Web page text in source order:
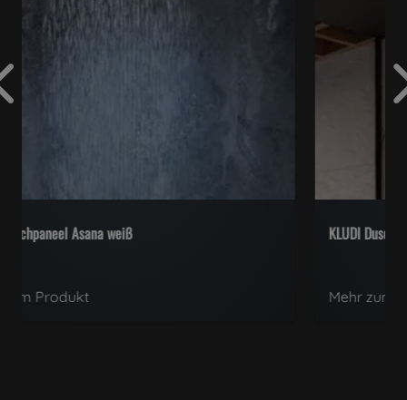
KLUDI Duschpaneel Asana Wellness gold
Mehr zum Produkt